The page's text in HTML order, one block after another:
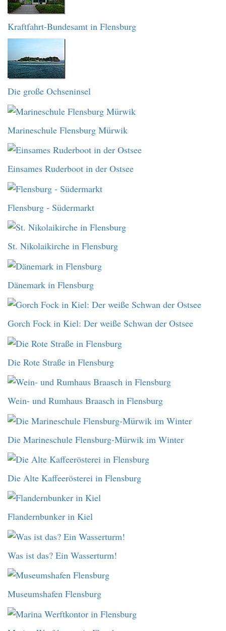
Kraftfahrt-Bundesamt in Flensburg
Die große Ochseninsel
Marineschule Flensburg Mürwik
Einsames Ruderboot in der Ostsee
Flensburg - Südermarkt
St. Nikolaikirche in Flensburg
Dänemark in Flensburg
Gorch Fock in Kiel: Der weiße Schwan der Ostsee
Die Rote Straße in Flensburg
Wein- und Rumhaus Braasch in Flensburg
Die Marineschule Flensburg-Mürwik im Winter
Die Alte Kaffeerösterei in Flensburg
Flandernbunker in Kiel
Was ist das? Ein Wasserturm!
Museumshafen Flensburg